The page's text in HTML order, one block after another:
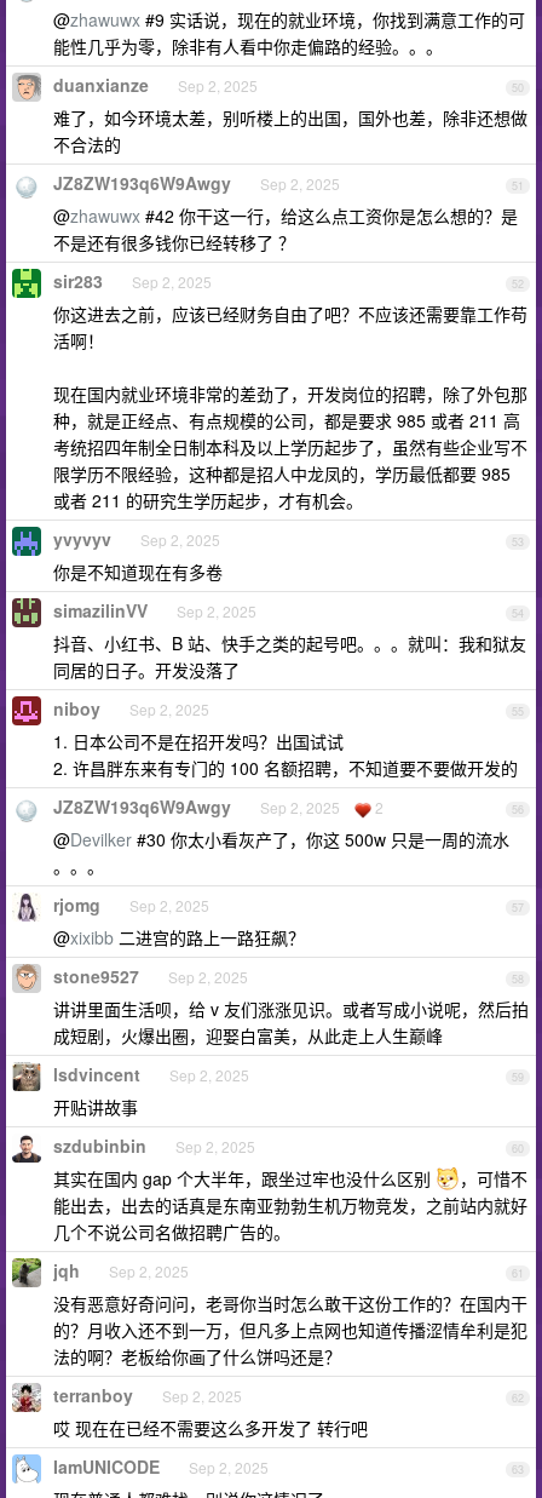
@zhawuwx #9 实话说，现在的就业环境，你找到满意工作的可
能性几乎为零，除非有人看中你走偏路的经验。。。
50
duanxianze Sep 2, 2025
难了，如今环境太差，别听楼上的出国，国外也差，除非还想做
不合法的
51
JZ8ZW193q6W9Awgy Sep 2, 2025
@zhawuwx #42 你干这一行，给这么点工资你是怎么想的？是
不是还有很多钱你已经转移了 ？
52
sir283 Sep 2, 2025
你这进去之前，应该已经财务自由了吧？不应该还需要靠工作苟
活啊！
现在国内就业环境非常的差劲了，开发岗位的招聘，除了外包那
种，就是正经点、有点规模的公司，都是要求 985 或者 211 高
考统招四年制全日制本科及以上学历起步了，虽然有些企业写不
限学历不限经验，这种都是招人中龙凤的，学历最低都要 985
或者 211 的研究生学历起步，才有机会。
53
yvyvyv Sep 2, 2025
你是不知道现在有多卷
54
simazilinVV Sep 2, 2025
抖音、小红书、B 站、快手之类的起号吧。。。就叫：我和狱友
同居的日子。开发没落了
55
niboy Sep 2, 2025
1. 日本公司不是在招开发吗？出国试试
2. 许昌胖东来有专门的 100 名额招聘，不知道要不要做开发的
56
JZ8ZW193q6W9Awgy Sep 2, 2025 2
@Devilker #30 你太小看灰产了，你这 500w 只是一周的流水
。。。
57
rjomg Sep 2, 2025
@xixibb 二进宫的路上一路狂飙？
58
stone9527 Sep 2, 2025
讲讲里面生活呗，给 v 友们涨涨见识。或者写成小说呢，然后拍
成短剧，火爆出圈，迎娶白富美，从此走上人生巅峰
59
lsdvincent Sep 2, 2025
开贴讲故事
60
szdubinbin Sep 2, 2025
其实在国内 gap 个大半年，跟坐过牢也没什么区别
，可惜不
能出去，出去的话真是东南亚勃勃生机万物竞发，之前站内就好
几个不说公司名做招聘广告的。
61
jqh Sep 2, 2025
没有恶意好奇问问，老哥你当时怎么敢干这份工作的？在国内干
的？月收入还不到一万，但凡多上点网也知道传播涩情牟利是犯
法的啊？老板给你画了什么饼吗还是？
62
terranboy Sep 2, 2025
哎 现在在已经不需要这么多开发了 转行吧
63
IamUNICODE Sep 2, 2025